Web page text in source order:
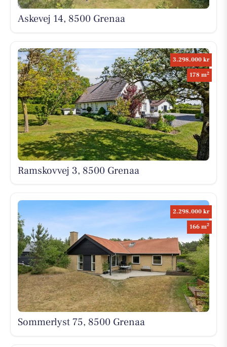
Askevej 14, 8500 Grenaa
3.298.000 kr
178 m2
Ramskovvej 3, 8500 Grenaa
2.298.000 kr
166 m2
Sommerlyst 75, 8500 Grenaa